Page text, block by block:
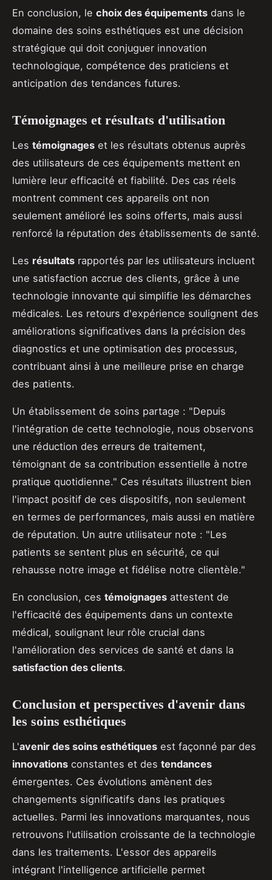
En conclusion, le choix des équipements dans le
domaine des soins esthétiques est une décision
stratégique qui doit conjuguer innovation
technologique, compétence des praticiens et
anticipation des tendances futures.
Témoignages et résultats d'utilisation
Les témoignages et les résultats obtenus auprès
des utilisateurs de ces équipements mettent en
lumière leur efficacité et fiabilité. Des cas réels
montrent comment ces appareils ont non
seulement amélioré les soins offerts, mais aussi
renforcé la réputation des établissements de santé.
Les résultats rapportés par les utilisateurs incluent
une satisfaction accrue des clients, grâce à une
technologie innovante qui simplifie les démarches
médicales. Les retours d'expérience soulignent des
améliorations significatives dans la précision des
diagnostics et une optimisation des processus,
contribuant ainsi à une meilleure prise en charge
des patients.
Un établissement de soins partage : "Depuis
l'intégration de cette technologie, nous observons
une réduction des erreurs de traitement,
témoignant de sa contribution essentielle à notre
pratique quotidienne." Ces résultats illustrent bien
l'impact positif de ces dispositifs, non seulement
en termes de performances, mais aussi en matière
de réputation. Un autre utilisateur note : "Les
patients se sentent plus en sécurité, ce qui
rehausse notre image et fidélise notre clientèle."
En conclusion, ces témoignages attestent de
l'efficacité des équipements dans un contexte
médical, soulignant leur rôle crucial dans
l'amélioration des services de santé et dans la
satisfaction des clients.
Conclusion et perspectives d'avenir dans
les soins esthétiques
L'avenir des soins esthétiques est façonné par des
innovations constantes et des tendances
émergentes. Ces évolutions amènent des
changements significatifs dans les pratiques
actuelles. Parmi les innovations marquantes, nous
retrouvons l'utilisation croissante de la technologie
dans les traitements. L'essor des appareils
intégrant l'intelligence artificielle permet